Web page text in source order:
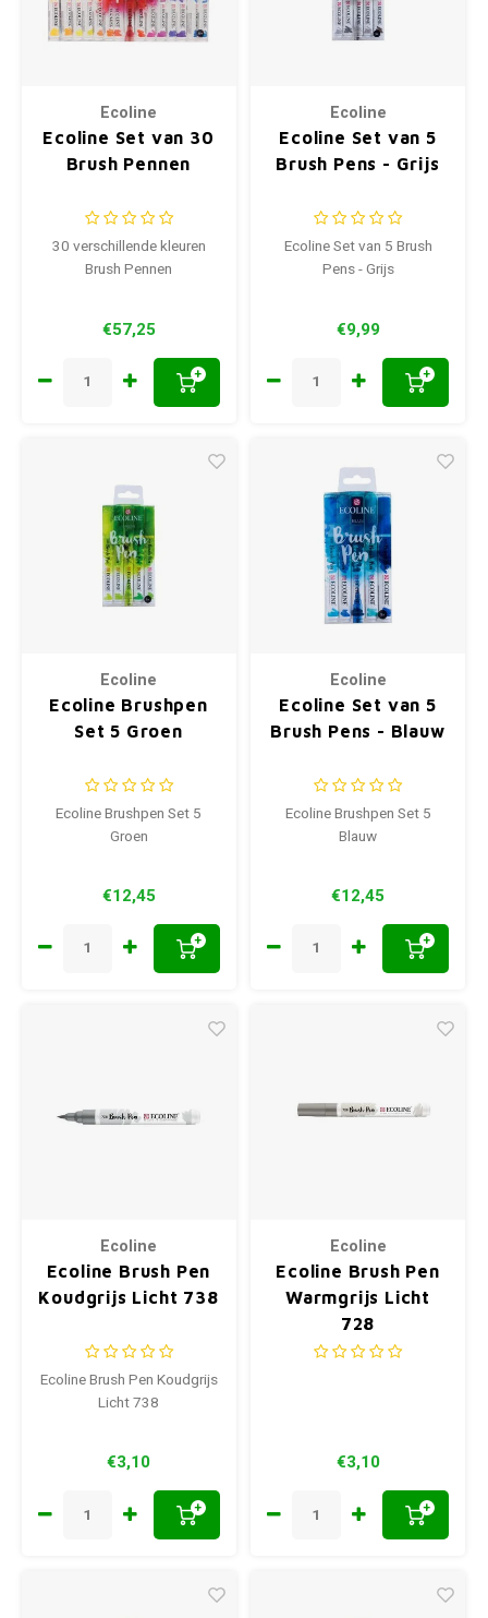
Ecoline
Ecoline Set van 30
Brush Pennen
30 verschillende kleuren
Brush Pennen
€57,25
+
Ecoline
Ecoline Set van 5
Brush Pens - Grijs
Ecoline Set van 5 Brush
Pens - Grijs
€9,99
+
Ecoline
Ecoline Brushpen
Set 5 Groen
Ecoline Brushpen Set 5
Groen
€12,45
+
Ecoline
Ecoline Set van 5
Brush Pens - Blauw
Ecoline Brushpen Set 5
Blauw
€12,45
+
Ecoline
Ecoline Brush Pen
Koudgrijs Licht 738
Ecoline Brush Pen Koudgrijs
Licht 738
€3,10
+
Ecoline
Ecoline Brush Pen
Warmgrijs Licht
728
€3,10
+